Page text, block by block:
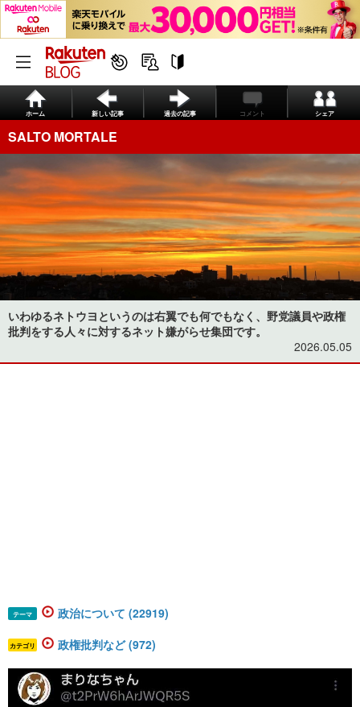
ホーム 新しい記事 過去の記事 コメント シェア
SALTO MORTALE
いわゆるネトウヨというのは右翼でも何でもなく、野党議員や政権
批判をする人々に対するネット嫌がらせ集団です。
2026.05.05
テーマ 政治について (22919)
カテゴリ 政権批判など (972)